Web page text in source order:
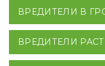
ВРЕДИТЕЛИ В
ВРЕДИТЕЛИ